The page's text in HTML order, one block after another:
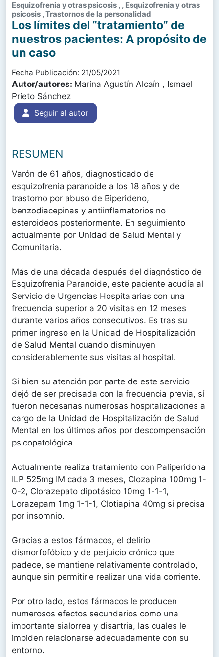
Esquizofrenia y otras psicosis , , Esquizofrenia y otras
psicosis , Trastornos de la personalidad
Los límites del “tratamiento” de
nuestros pacientes: A propósito de
un caso
Fecha Publicación: 21/05/2021
Autor/autores: Marina Agustín Alcaín , Ismael
Prieto Sánchez
Seguir al autor
RESUMEN
Varón de 61 años, diagnosticado de
esquizofrenia paranoide a los 18 años y de
trastorno por abuso de Biperideno,
benzodiacepinas y antiinflamatorios no
esteroideos posteriormente. En seguimiento
actualmente por Unidad de Salud Mental y
Comunitaria.
Más de una década después del diagnóstico de
Esquizofrenia Paranoide, este paciente acudía al
Servicio de Urgencias Hospitalarias con una
frecuencia superior a 20 visitas en 12 meses
durante varios años consecutivos. Es tras su
primer ingreso en la Unidad de Hospitalización
de Salud Mental cuando disminuyen
considerablemente sus visitas al hospital.
Si bien su atención por parte de este servicio
dejó de ser precisada con la frecuencia previa, sí
fueron necesarias numerosas hospitalizaciones a
cargo de la Unidad de Hospitalización de Salud
Mental en los últimos años por descompensación
psicopatológica.
Actualmente realiza tratamiento con Paliperidona
ILP 525mg IM cada 3 meses, Clozapina 100mg 1-
0-2, Clorazepato dipotásico 10mg 1-1-1,
Lorazepam 1mg 1-1-1, Clotiapina 40mg si precisa
por insomnio.
Gracias a estos fármacos, el delirio
dismorfofóbico y de perjuicio crónico que
padece, se mantiene relativamente controlado,
aunque sin permitirle realizar una vida corriente.
Por otro lado, estos fármacos le producen
numerosos efectos secundarios como una
importante sialorrea y disartria, las cuales le
impiden relacionarse adecuadamente con su
entorno.